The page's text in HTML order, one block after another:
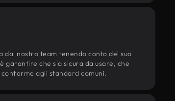
nostro team tenendo conto del suo
garantire che sia sicura da usare, che
agli standard comuni.